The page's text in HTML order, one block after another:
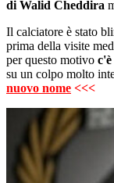
di Walid Cheddira
Il calciatore è stato
prima della visite
per questo motivo
su un colpo molto
nuovo nome <<<